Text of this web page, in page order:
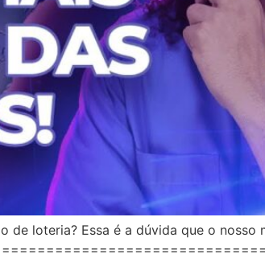
de loteria? Essa é a dúvida que o